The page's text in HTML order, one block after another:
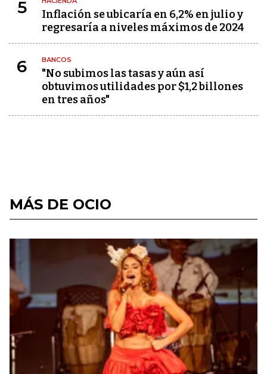
5
Inflación se ubicaría en 6,2% en julio y
regresaría a niveles máximos de 2024
6 BANCOS
"No subimos las tasas y aún así
obtuvimos utilidades por $1,2 billones
en tres años"
MÁS DE OCIO